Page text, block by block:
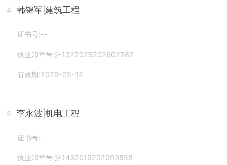
4 韩锦军 |建筑工程
证书号:--
执业印章号:沪1322025202602287
有效期:2029-05-12
5 李永波 |机电工程
证书号:--
执业印章号:沪1432019202003858